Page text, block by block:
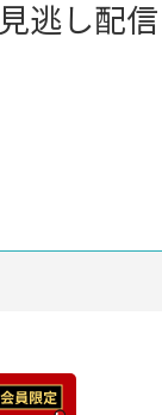
見逃し配信